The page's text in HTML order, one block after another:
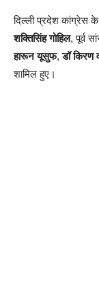
दिल्ली प्रदेश कांग्रेस
शक्तिसिंह गोहिल, पूर्व
हारून यूसुफ,डॉ किरण
शामिल हुए।